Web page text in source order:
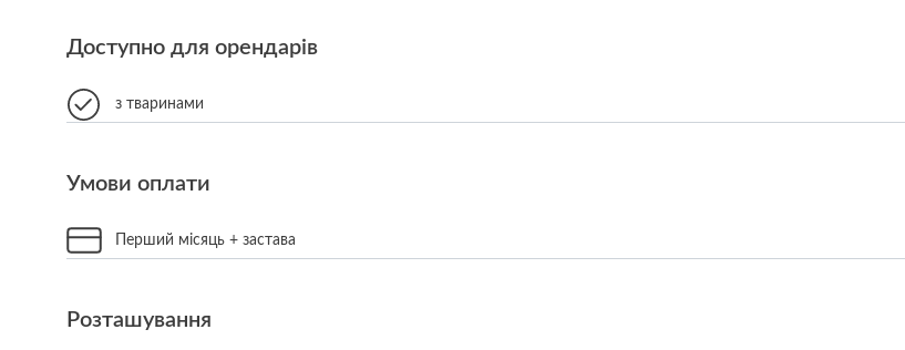
Доступно для орендарів
з тваринами
Умови оплати
Перший місяць + застава
Розташування